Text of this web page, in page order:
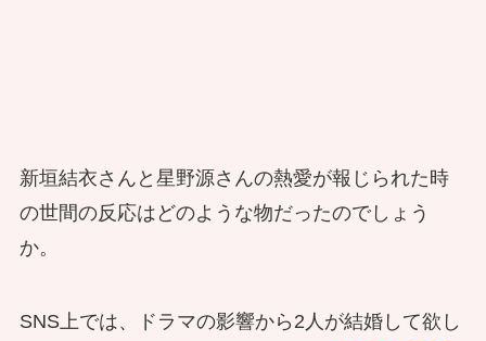
新垣結衣さんと星野源さんの熱愛が報じられた時
の世間の反応はどのような物だったのでしょう
か。
SNS上では、ドラマの影響から2人が結婚して欲し